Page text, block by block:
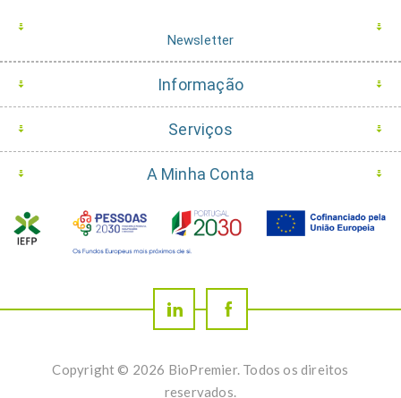
Newsletter
Informação
Serviços
A Minha Conta
Copyright © 2026 BioPremier. Todos os direitos
reservados.